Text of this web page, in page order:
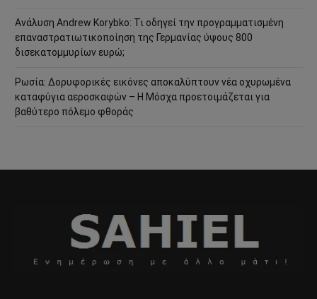
Ανάλυση Andrew Korybko: Τι οδηγεί την προγραμματισμένη
επαναστρατιωτικοποίηση της Γερμανίας ύψους 800
δισεκατομμυρίων ευρώ;
Ρωσία: Δορυφορικές εικόνες αποκαλύπτουν νέα οχυρωμένα
καταφύγια αεροσκαφών – Η Μόσχα προετοιμάζεται για
βαθύτερο πόλεμο φθοράς